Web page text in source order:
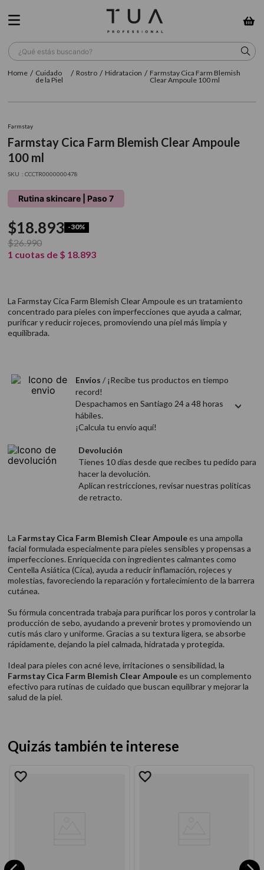
¿Qué estás buscando?
Cuidado
de la Piel
Rostro Hidratacion
Farmstay Cica Farm Blemish
Clear Ampoule 100 ml
Farmstay
Farmstay Cica Farm Blemish Clear Ampoule
100 ml
: CCCTR0000000478
Rutina skincare | Paso 7
$18.893 -30%
$26.990
1 cuotas de $ 18.893
La Farmstay Cica Farm Blemish Clear Ampoule es un tratamiento
concentrado para pieles con imperfecciones que ayuda a calmar,
purificar y reducir rojeces, promoviendo una piel más limpia y
equilibrada.
Envíos / ¡Recibe tus productos en tiempo
record!
Despachamos en Santiago 24 a 48 horas
hábiles.
¡Calcula tu envío aquí!
Devolución
Tienes 10 días desde que recibes tu pedido para
hacer la devolución.
Aplican restricciones, revisar nuestras politicas
de retracto.
La Farmstay Cica Farm Blemish Clear Ampoulees una ampolla
facial formulada especialmente para pieles sensibles y propensas a
imperfecciones. Enriquecida con ingredientes calmantes como
Centella Asiática (Cica), ayuda a reducir inflamación, rojeces y
molestias, favoreciendo la reparación y fortalecimiento de la barrera
cutánea.
Su fórmula concentrada trabaja para purificar los poros y controlar la
producción de sebo, ayudando a prevenir brotes y promoviendo un
cutis más claro y uniforme. Gracias a su textura ligera, se absorbe
rápidamente, dejando la piel calmada, hidratada y protegida.
Ideal para pieles con acné leve, irritaciones o sensibilidad, la
Farmstay Cica Farm Blemish Clear Ampoulees un complemento
efectivo para rutinas de cuidado que buscan equilibrar y mejorar la
salud de la piel.
Quizás también te interese
TÉRMINOS MÁS BUSCADOS
2.
3. farmavita
5. cepillo
6. gama
7. secador
8 . loreal